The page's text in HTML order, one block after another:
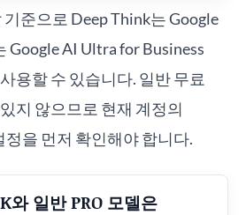
준으로 Deep Think는 Google
Google AI Ultra for Business
용할 수 있습니다. 일반 무료
지 않으므로 현재 계정의
정을 먼저 확인해야 합니다.
와 일반 PRO 모델은